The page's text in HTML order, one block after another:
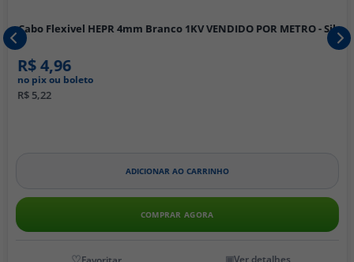
Cabo Flexivel HEPR 4mm Branco 1KV VENDIDO POR METRO - Sil
R$ 4,96
no pix ou boleto
R$ 5,22
ADICIONAR AO CARRINHO
COMPRAR AGORA
Ver detalhes